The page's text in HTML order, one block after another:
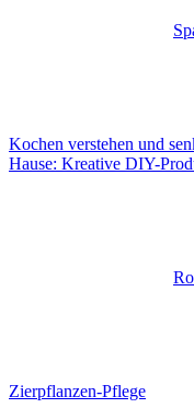
Kochen verstehen und
Hause: Kreative DIY-
Zierpflanzen-Pflege